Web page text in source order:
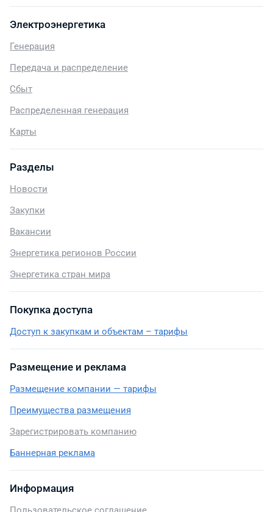
Электроэнергетика
Генерация
Передача и распределение
Сбыт
Распределенная генерация
Карты
Разделы
Новости
Закупки
Вакансии
Энергетика регионов России
Энергетика стран мира
Покупка доступа
Доступ к закупкам и объектам – тарифы
Размещение и реклама
Размещение компании — тарифы
Преимущества размещения
Зарегистрировать компанию
Баннерная реклама
Информация